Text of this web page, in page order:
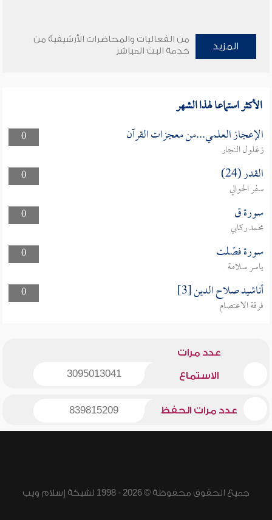
المزيد
من الفعاليات والمحاضرات الأرشيفية من
خدمة البث المباشر
الأكثر استماعا لهذا الشهر
0 الإعجاز العلمي...من معجزات القرآن
زغلول النجار
0
القدر (24)
سفر الحوالي
0
سورة ق
محمد ركابي
0
سورة فصّلت
ياسر سلامة
0
أناشيد صلاح الدين [3]
فرقة الاعتصام
عدد مرات
الاستماع 3095013041
عدد مرات الحفظ 839815209
جميع الحقوق محفوظة © 2026 - 1998 لشبكة إسلام ويب